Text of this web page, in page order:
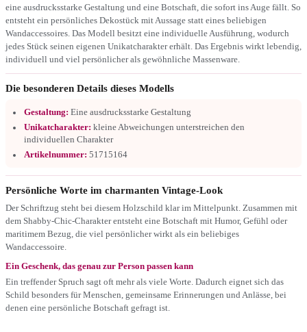
eine ausdrucksstarke Gestaltung und eine Botschaft, die sofort ins Auge fällt. So
entsteht ein persönliches Dekostück mit Aussage statt eines beliebigen
Wandaccessoires. Das Modell besitzt eine individuelle Ausführung, wodurch
jedes Stück seinen eigenen Unikatcharakter erhält. Das Ergebnis wirkt lebendig,
individuell und viel persönlicher als gewöhnliche Massenware.
Die besonderen Details dieses Modells
Gestaltung: Eine ausdrucksstarke Gestaltung
Unikatcharakter: kleine Abweichungen unterstreichen den
individuellen Charakter
Artikelnummer: 51715164
Persönliche Worte im charmanten Vintage-Look
Der Schriftzug steht bei diesem Holzschild klar im Mittelpunkt. Zusammen mit
dem Shabby-Chic-Charakter entsteht eine Botschaft mit Humor, Gefühl oder
maritimem Bezug, die viel persönlicher wirkt als ein beliebiges
Wandaccessoire.
Ein Geschenk, das genau zur Person passen kann
Ein treffender Spruch sagt oft mehr als viele Worte. Dadurch eignet sich das
Schild besonders für Menschen, gemeinsame Erinnerungen und Anlässe, bei
denen eine persönliche Botschaft gefragt ist.